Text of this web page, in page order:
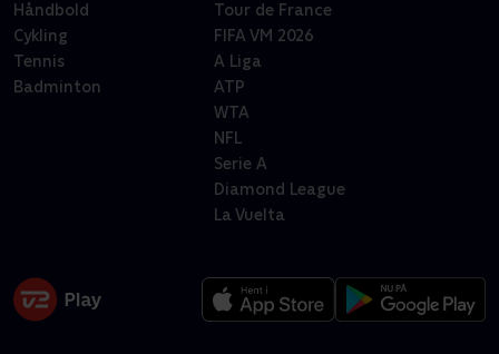
Håndbold
Cykling
Tennis
Badminton
Tour de France
FIFA VM 2026
A Liga
ATP
WTA
NFL
Serie A
Diamond League
La Vuelta